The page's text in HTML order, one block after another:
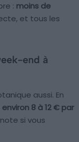
: moins de
et tous les
end à
aussi. En
environ 8 à 12 € par
si vous